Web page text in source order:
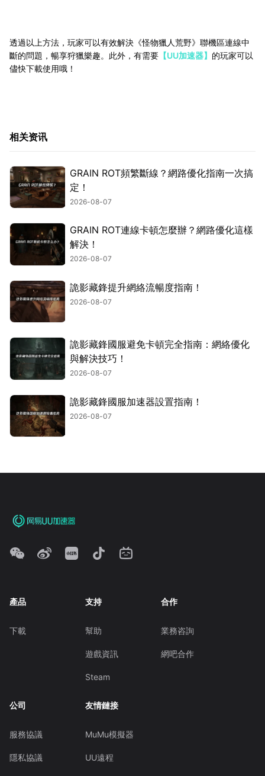
透過以上方法，玩家可以有效解決《怪物獵人荒野》聯機區連線中
斷的問題，暢享狩獵樂趣。此外，有需要 【UU加速器】 的玩家可以
儘快下載使用哦！
相关资讯
GRAIN ROT頻繁斷線？網路優化指南一次搞
定！
2026-08-07
GRAIN ROT連線卡頓怎麼辦？網路優化這樣
解決！
2026-08-07
詭影藏鋒提升網絡流暢度指南！
2026-08-07
詭影藏鋒國服避免卡頓完全指南：網絡優化
與解決技巧！
2026-08-07
詭影藏鋒國服加速器設置指南！
2026-08-07
產品
下載
支持
幫助
遊戲資訊
Steam
合作
業務咨詢
網吧合作
公司
服務協議
隱私協議
友情鏈接
MuMu模擬器
UU遠程